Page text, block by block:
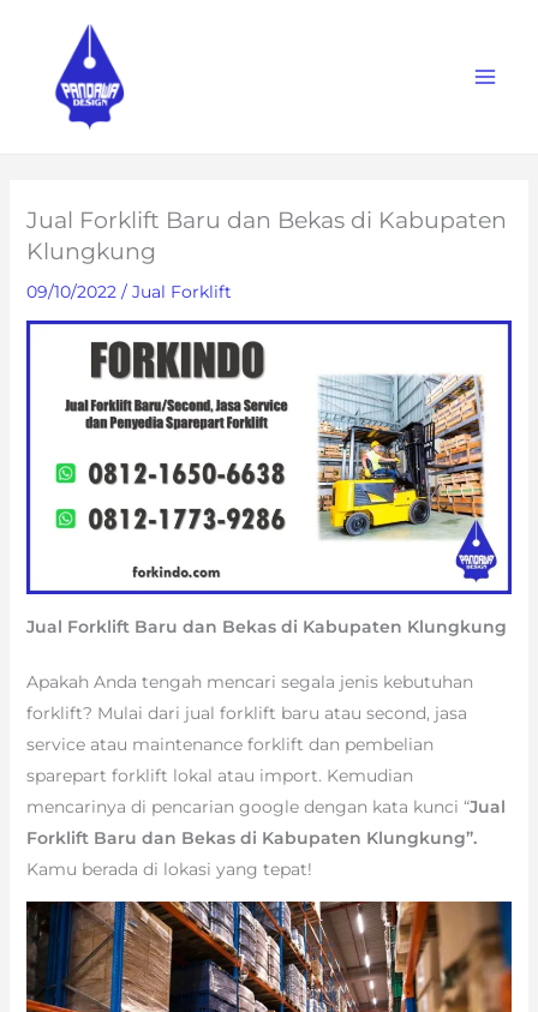
content
Jual Forklift Baru dan Bekas di Kabupaten
Klungkung
09/10/2022 / Jual Forklift
Jual Forklift Baru dan Bekas di Kabupaten Klungkung
Apakah Anda tengah mencari segala jenis kebutuhan
forklift? Mulai dari jual forklift baru atau second, jasa
service atau maintenance forklift dan pembelian
sparepart forklift lokal atau import. Kemudian
mencarinya di pencarian google dengan kata kunci “Jual
Forklift Baru dan Bekas di Kabupaten Klungkung”.
Kamu berada di lokasi yang tepat!